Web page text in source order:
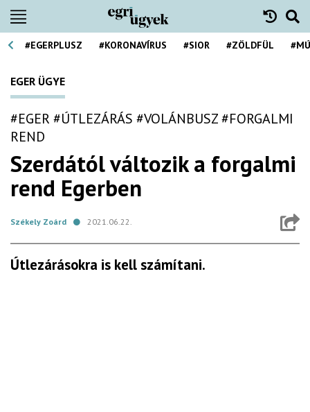
#EGERPLUSZ #KORONAVÍRUS #SIOR #ZÖLDFÜL
EGER ÜGYE
#EGER #ÚTLEZÁRÁS #VOLÁNBUSZ#FORGALMI
REND
Szerdától változik a forgalmi
rend Egerben
Székely Zoárd 2021.06.22.
Útlezárásokra is kell számítani.